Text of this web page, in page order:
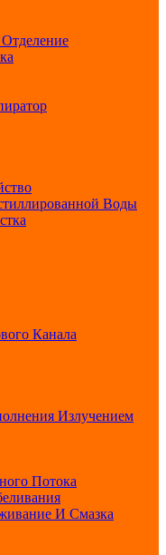
Воды
Канала
Излучением
Потока
И Смазка